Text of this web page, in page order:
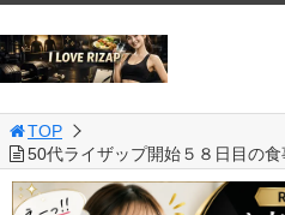
TOP
50代ライザップ開始５８日目の食